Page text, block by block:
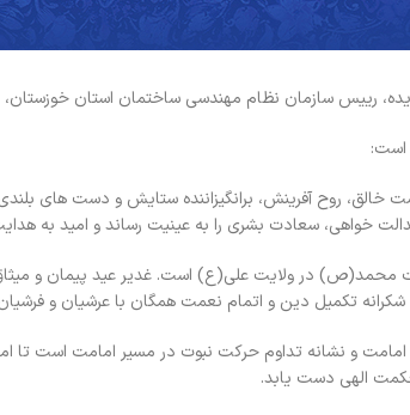
رییس سازمان نظام مهندسی ساختمان استان خوزستان،
است:
خالق، روح آفرینش، برانگیزاننده ستایش و دست های
خواهی، سعادت بشری را به عینیت رساند و امید به
محمد(ص) در ولایت علی(ع) است. غدیر عید پیمان و
تكميل دين و اتمام نعمت همگان با عرشيان و
امامت و نشانه تداوم حرکت نبوت در مسیر امامت است تا
الهی دست یابد.